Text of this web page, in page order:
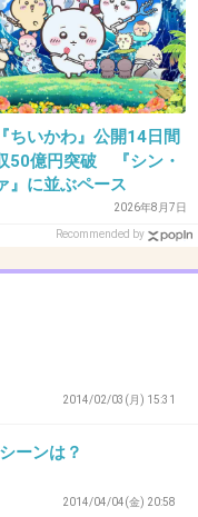
な。トリックも
-2
日のお話面白か
+41
ちいかわ』公開14日間
50億円突破 『シン・
』に並ぶペース
2026年8月7日
Recommended by
2014/02/03(月) 15:31
ーンは？
2014/04/04(金) 20:58